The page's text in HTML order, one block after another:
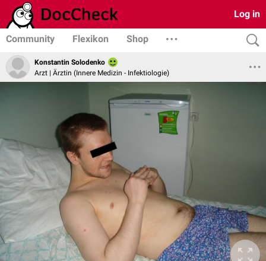
Log in
Community Flexikon Shop
Konstantin Solodenko
Arzt | Ärztin (Innere Medizin - Infektiologie)